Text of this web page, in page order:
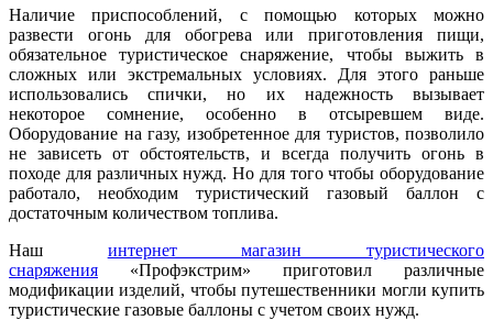
Наличие приспособлений, с помощью которых можно
развести огонь для обогрева или приготовления пищи,
обязательное туристическое снаряжение, чтобы выжить в
сложных или экстремальных условиях. Для этого раньше
использовались спички, но их надежность вызывает
некоторое сомнение, особенно в отсыревшем виде.
Оборудование на газу, изобретенное для туристов, позволило
не зависеть от обстоятельств, и всегда получить огонь в
походе для различных нужд. Но для того чтобы оборудование
работало, необходим туристический газовый баллон с
достаточным количеством топлива.
Наш интернет магазин туристического
снаряжения «Профэкстрим» приготовил различные
модификации изделий, чтобы путешественники могли купить
туристические газовые баллоны с учетом своих нужд.